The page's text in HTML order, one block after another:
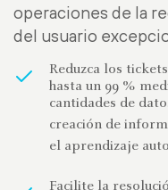
operaciones de la
del usuario
Reduzca los
hasta un 99 %
cantidades de
creación de
el aprendizaje
Facilite la